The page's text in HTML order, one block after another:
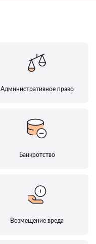
Административное право
Банкротство
Возмещение вреда